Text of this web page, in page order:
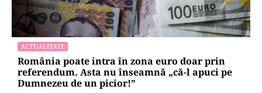
ACTUALITATE
România poate intra în zona euro doar prin
referendum. Asta nu înseamnă „că-l apuci pe
Dumnezeu de un picior!”